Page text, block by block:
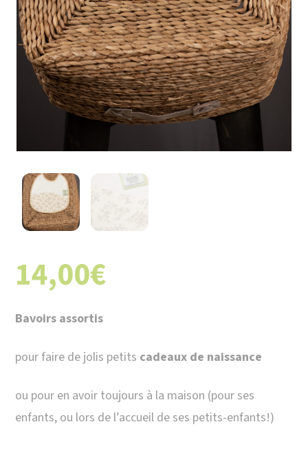
14,00€
Bavoirs assortis
pour faire de jolis petits cadeaux de naissance
ou pour en avoir toujours à la maison (pour ses
enfants, ou lors de l’accueil de ses petits-enfants!)